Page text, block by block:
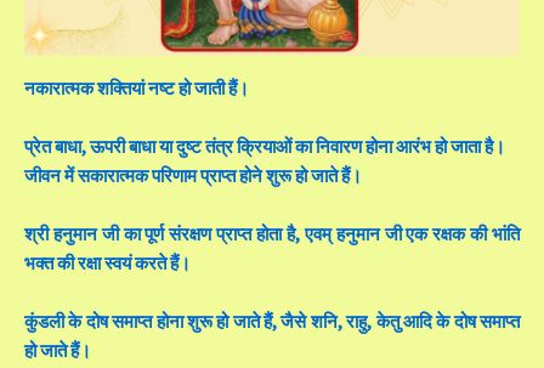
नकारात्मक शक्तियां नष्ट हो जाती हैं।
प्रेत बाधा, ऊपरी बाधा या दुष्ट तंत्र क्रियाओं का निवारण होना आरंभ हो जाता है।
जीवन में सकारात्मक परिणाम प्राप्त होने शुरू हो जाते हैं।
श्री हनुमान जी का पूर्ण संरक्षण प्राप्त होता है, एवम् हनुमान जी एक रक्षक की भांति
भक्त की रक्षा स्वयं करते हैं।
कुंडली के दोष समाप्त होना शुरू हो जाते हैं, जैसे शनि, राहु, केतु आदि के दोष समाप्त
हो जाते हैं।